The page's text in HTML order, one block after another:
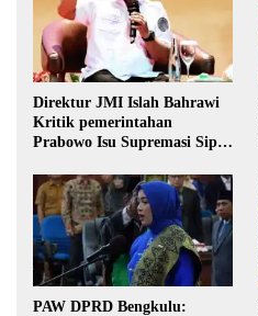
Direktur JMI Islah Bahrawi
Kritik pemerintahan
Prabowo Isu Supremasi Sipil,
Pilkada oleh DPRD
PAW DPRD Bengkulu: